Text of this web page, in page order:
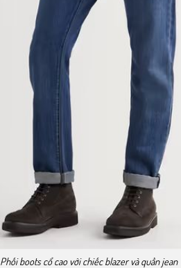
Phối boots cổ cao với chiếc blazer và quần jean